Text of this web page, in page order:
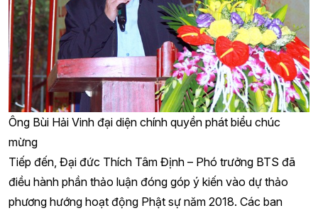
Ông Bùi Hải Vinh đại diện chính quyền phát biểu chúc
mừng
Tiếp đến, Đại đức Thích Tâm Định – Phó trưởng BTS đã
điều hành phần thảo luận đóng góp ý kiến vào dự thảo
phương hướng hoạt động Phật sự năm 2018. Các ban